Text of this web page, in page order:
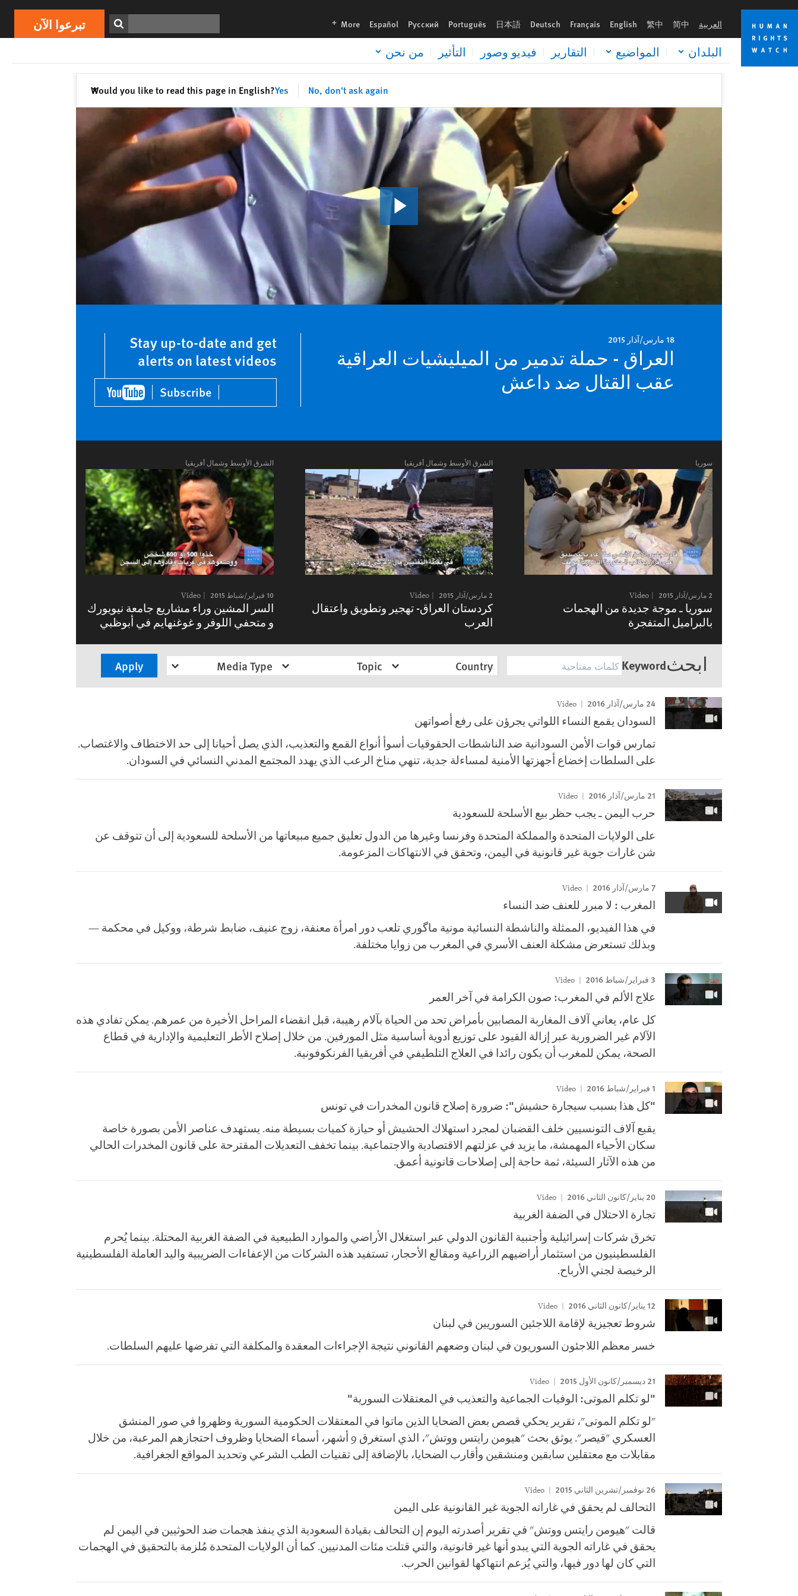
Skip
cookie
privacy
notice
Skip
main
content
العربية 简中
繁中
English
Français
Deutsch
日本語
Português
Русский
Español
More
languages تبرعوا الآن
البلدان المواضيع التقارير فيديو وصور التأثير من نحن
Would you like to read this page in English?Yes No, don't ask again
✕إغلاق
18 مارس/آذار 2015
العراق - حملة تدمير من الميليشيات العراقية
عقب القتال ضد داعش
Stay up-to-date and get
alerts on latest videos
Subscribe
سوريا
2 مارس/آذار 2015 Video
سوريا ـ موجة جديدة من الهجمات
بالبراميل المتفجرة
الشرق الأوسط وشمال أفريقيا
2 مارس/آذار 2015 Video
كردستان العراق- تهجير وتطويق واعتقال
العرب
الشرق الأوسط وشمال أفريقيا
10 فبراير/شباط 2015 Video
السر المشين وراء مشاريع جامعة نيويورك
و متحفي اللوفر و غوغنهايم في أبوظبي
ابحثKeyword
Country
Topic
Media Type
24 مارس/آذار 2016
السودان يقمع النساء اللواتي يجرؤن على رفع أصواتهن
تمارس قوات الأمن السودانية ضد الناشطات الحقوقيات أسوأ أنواع القمع والتعذيب، الذي يصل أحيانا إلى حد الاختطاف والاغتصاب.
على السلطات إخضاع أجهزتها الأمنية لمساءلة جدية، تنهي مناخ الرعب الذي يهدد المجتمع المدني النسائي في السودان.
21 مارس/آذار 2016
حرب اليمن ـ يجب حظر بيع الأسلحة للسعودية
على الولايات المتحدة والمملكة المتحدة وفرنسا وغيرها من الدول تعليق جميع مبيعاتها من الأسلحة للسعودية إلى أن تتوقف عن
شن غارات جوية غير قانونية في اليمن، وتحقق في الانتهاكات المزعومة.
7 مارس/آذار 2016
المغرب : لا مبرر للعنف ضد النساء
في هذا الفيديو، الممثلة والناشطة النسائية مونية ماگوري تلعب دور امرأة معنفة، زوج عنيف، ضابط شرطة، ووكيل في محكمة —
وبذلك تستعرض مشكلة العنف الأسري في المغرب من زوايا مختلفة.
3 فبراير/شباط 2016
علاج الألم في المغرب: صون الكرامة في آخر العمر
كل عام، يعاني آلاف المغاربة المصابين بأمراض تحد من الحياة بآلام رهيبة، قبل انقضاء المراحل الأخيرة من عمرهم. يمكن تفادي هذه
الآلام غير الضرورية عبر إزالة القيود على توزيع أدوية أساسية مثل المورفين. من خلال إصلاح الأطر التعليمية والإدارية في قطاع
الصحة، يمكن للمغرب أن يكون رائدا في العلاج التلطيفي في أفريقيا الفرنكوفونية.
1 فبراير/شباط 2016
"كل هذا بسبب سيجارة حشيش": ضرورة إصلاح قانون المخدرات في تونس
يقبع آلاف التونسيين خلف القضبان لمجرد استهلاك الحشيش أو حيازة كميات بسيطة منه. يستهدف عناصر الأمن بصورة خاصة
سكان الأحياء المهمشة، ما يزيد في عزلتهم الاقتصادية والاجتماعية. بينما تخفف التعديلات المقترحة على قانون المخدرات الحالي
من هذه الآثار السيئة، ثمة حاجة إلى إصلاحات قانونية أعمق.
20 يناير/كانون الثاني 2016
تجارة الاحتلال في الضفة الغربية
تخرق شركات إسرائيلية وأجنبية القانون الدولي عبر استغلال الأراضي والموارد الطبيعية في الضفة الغربية المحتلة. بينما يُحرم
الفلسطينيون من استثمار أراضيهم الزراعية ومقالع الأحجار، تستفيد هذه الشركات من الإعفاءات الضريبية واليد العاملة الفلسطينية
الرخيصة لجني الأرباح.
12 يناير/كانون الثاني 2016
شروط تعجيزية لإقامة اللاجئين السوريين في لبنان
خسر معظم اللاجئون السوريون في لبنان وضعهم القانوني نتيجة الإجراءات المعقدة والمكلفة التي تفرضها عليهم السلطات.
21 ديسمبر/كانون الأول 2015
"لو تكلم الموتى: الوفيات الجماعية والتعذيب في المعتقلات السورية"
"لو تكلم الموتى"، تقرير يحكي قصص بعض الضحايا الذين ماتوا في المعتقلات الحكومية السورية وظهروا في صور المنشق
العسكري "قيصر". يوثق بحث "هيومن رايتس ووتش"، الذي استغرق 9 أشهر، أسماء الضحايا وظروف احتجازهم المرعبة، من خلال
مقابلات مع معتقلين سابقين ومنشقين وأقارب الضحايا، بالإضافة إلى تقنيات الطب الشرعي وتحديد المواقع الجغرافية.
26 نوفمبر/تشرين الثاني 2015
التحالف لم يحقق في غاراته الجوية غير القانونية على اليمن
قالت "هيومن رايتس ووتش" في تقرير أصدرته اليوم إن التحالف بقيادة السعودية الذي ينفذ هجمات ضد الحوثيين في اليمن لم
يحقق في غاراته الجوية التي يبدو أنها غير قانونية، والتي قتلت مئات المدنيين. كما أن الولايات المتحدة مُلزمة بالتحقيق في الهجمات
التي كان لها دور فيها، والتي يُزعم انتهاكها لقوانين الحرب.